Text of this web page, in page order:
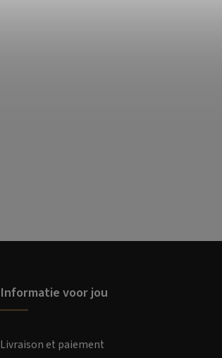
Informatie voor jou
Livraison et paiement